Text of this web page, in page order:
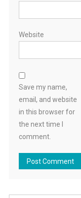
Website
Save my name,
email, and website
in this browser for
the next time I
comment.